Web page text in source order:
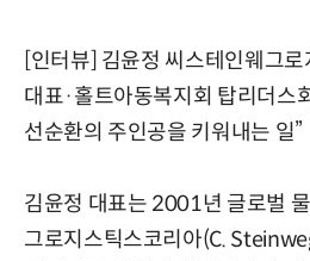
[인터뷰] 김윤정 씨스테인웨그
대표·홀트아동복지회 탑리더스
선순환의 주인공을 키워내는 일”
김윤정 대표는 2001년 글로벌
그로지스틱스코리아(C.